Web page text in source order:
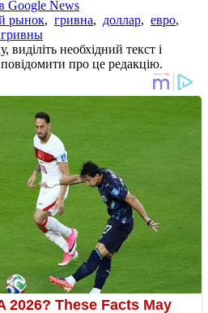
Google News
рынок, гривна, доллар, евро,
необхідний текст і
про це редакцію.